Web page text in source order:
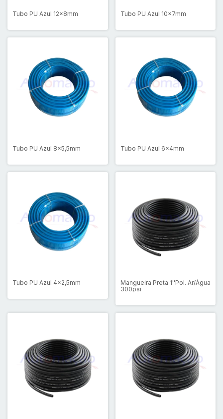
Tubo PU Azul 12x8mm Tubo PU Azul 10x7mm
Tubo PU Azul 8x5,5mm Tubo PU Azul 6x4mm
Tubo PU Azul 4x2,5mm
Mangueira Preta 1''Pol. Ar/Água
300psi